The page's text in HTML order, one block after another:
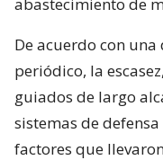
De acuerdo con
periódico, la
guiados de largo
sistemas de
factores que